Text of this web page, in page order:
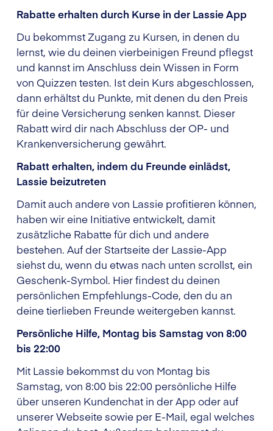
Rabatte erhalten durch Kurse in der Lassie App
Du bekommst Zugang zu Kursen, in denen du
lernst, wie du deinen vierbeinigen Freund pflegst
und kannst im Anschluss dein Wissen in Form
von Quizzen testen. Ist dein Kurs abgeschlossen,
dann erhältst du Punkte, mit denen du den Preis
für deine Versicherung senken kannst. Dieser
Rabatt wird dir nach Abschluss der OP- und
Krankenversicherung gewährt.
Rabatt erhalten, indem du Freunde einlädst,
Lassie beizutreten
Damit auch andere von Lassie profitieren können,
haben wir eine Initiative entwickelt, damit
zusätzliche Rabatte für dich und andere
bestehen. Auf der Startseite der Lassie-App
siehst du, wenn du etwas nach unten scrollst, ein
Geschenk-Symbol. Hier findest du deinen
persönlichen Empfehlungs-Code, den du an
deine tierlieben Freunde weitergeben kannst.
Persönliche Hilfe, Montag bis Samstag von 8:00
bis 22:00
Mit Lassie bekommst du von Montag bis
Samstag, von 8:00 bis 22:00 persönliche Hilfe
über unseren Kundenchat in der App oder auf
unserer Webseite sowie per E-Mail, egal welches